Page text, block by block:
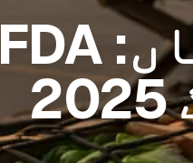
انڈونیشیائی سبزیاں: FDA
پریئر نوٹس فائلنگ 2025